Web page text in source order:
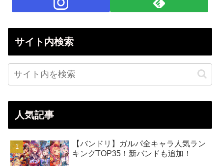
サイト内検索
人気記事
【バンドリ】ガルパ全キャラ人気ラン
キングTOP35！新バンドも追加！